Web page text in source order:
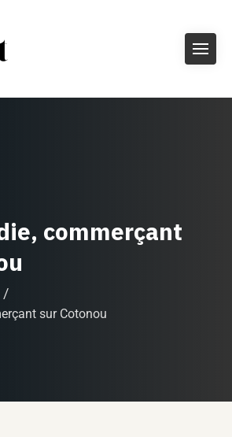
commerçant
sur Cotonou